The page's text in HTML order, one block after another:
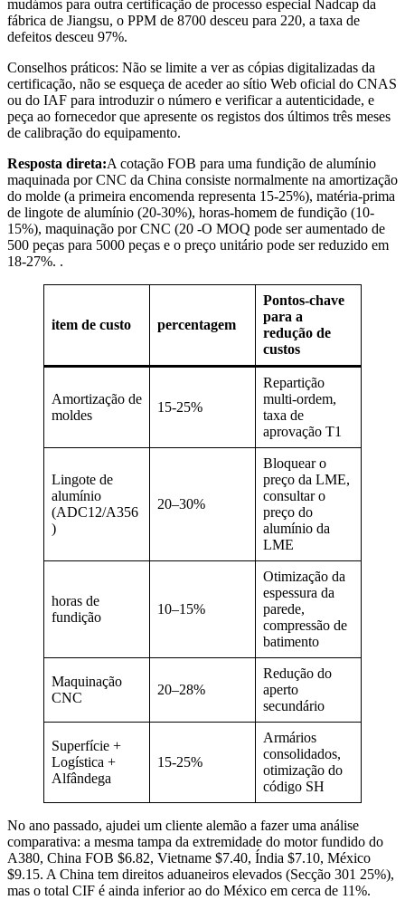
mudámos para outra certificação de processo especial Nadcap da
fábrica de Jiangsu, o PPM de 8700 desceu para 220, a taxa de
defeitos desceu 97%.
Conselhos práticos: Não se limite a ver as cópias digitalizadas da
certificação, não se esqueça de aceder ao sítio Web oficial do CNAS
ou do IAF para introduzir o número e verificar a autenticidade, e
peça ao fornecedor que apresente os registos dos últimos três meses
de calibração do equipamento.
Resposta direta:A cotação FOB para uma fundição de alumínio
maquinada por CNC da China consiste normalmente na amortização
do molde (a primeira encomenda representa 15-25%), matéria-prima
de lingote de alumínio (20-30%), horas-homem de fundição (10-
15%), maquinação por CNC (20 -O MOQ pode ser aumentado de
500 peças para 5000 peças e o preço unitário pode ser reduzido em
18-27%. .
item de custo percentagem
Pontos-chave
para a
redução de
custos
Amortização de
moldes
15-25%
Repartição
multi-ordem,
taxa de
aprovação T1
Lingote de
alumínio
(ADC12/A356
)
20–30%
Bloquear o
preço da LME,
consultar o
preço do
alumínio da
LME
horas de
fundição
10–15%
Otimização da
espessura da
parede,
compressão de
batimento
Maquinação
CNC
20–28%
Redução do
aperto
secundário
Superfície +
Logística +
Alfândega
15-25%
Armários
consolidados,
otimização do
código SH
No ano passado, ajudei um cliente alemão a fazer uma análise
comparativa: a mesma tampa da extremidade do motor fundido do
A380, China FOB $6.82, Vietname $7.40, Índia $7.10, México
$9.15. A China tem direitos aduaneiros elevados (Secção 301 25%),
mas o total CIF é ainda inferior ao do México em cerca de 11%.